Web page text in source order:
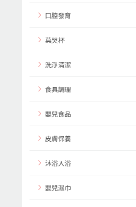
口腔發育
莫哭杯
洗淨清潔
食具調理
嬰兒食品
皮膚保養
沐浴入浴
嬰兒濕巾